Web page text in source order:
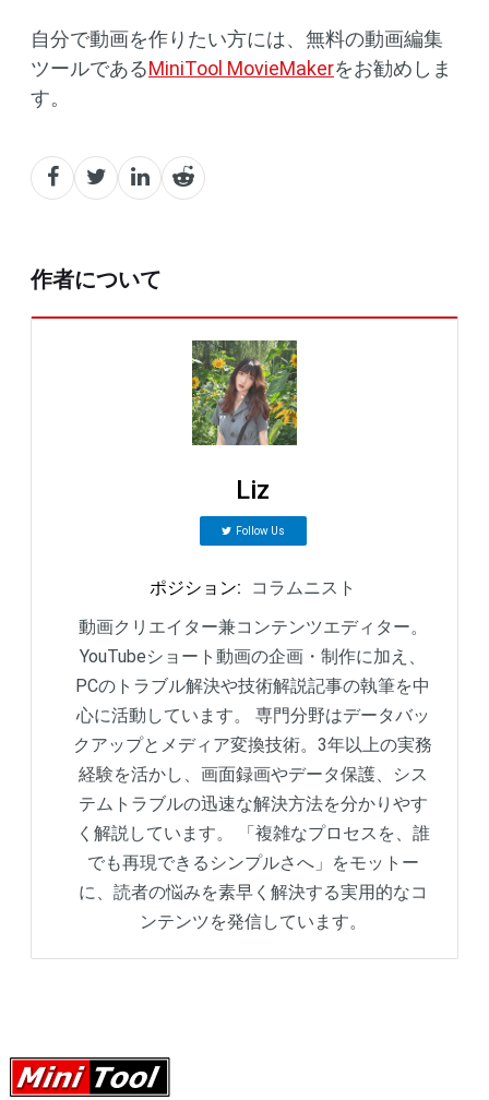
自分で動画を作りたい方には、無料の動画編集
ツールであるMiniTool MovieMakerをお勧めしま
す。
作者について
Liz
Follow Us
ポジション:
コラムニスト
動画クリエイター兼コンテンツエディター。
YouTubeショート動画の企画・制作に加え、
PCのトラブル解決や技術解説記事の執筆を中
心に活動しています。 専門分野はデータバッ
クアップとメディア変換技術。3年以上の実務
経験を活かし、画面録画やデータ保護、シス
テムトラブルの迅速な解決方法を分かりやす
く解説しています。 「複雑なプロセスを、誰
でも再現できるシンプルさへ」をモットー
に、読者の悩みを素早く解決する実用的なコ
ンテンツを発信しています。